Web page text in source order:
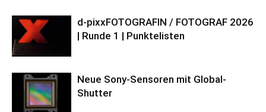
d-pixxFOTOGRAFIN / FOTOGRAF 2026
| Runde 1 | Punktelisten
Neue Sony-Sensoren mit Global-
Shutter